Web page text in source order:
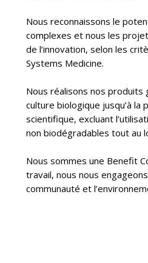
Nous reconnaissons le
complexes et nous les
de l’innovation, selon les
Systems Medicine.
Nous réalisons nos produits
culture biologique jusqu’à la
scientifique, excluant
non biodégradables tout au
Nous sommes une Benefit
travail, nous nous
communauté et